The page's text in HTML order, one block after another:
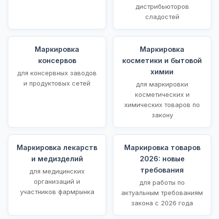
дистрибьюторов
сладостей
Маркировка
консервов
для консервных заводов
и продуктовых сетей
Маркировка
косметики и бытовой
химии
для маркировки
косметических и
химических товаров по
закону
Маркировка лекарств
и медизделий
для медицинских
организаций и
участников фармрынка
Маркировка товаров
2026: новые
требования
для работы по
актуальным требованиям
закона с 2026 года